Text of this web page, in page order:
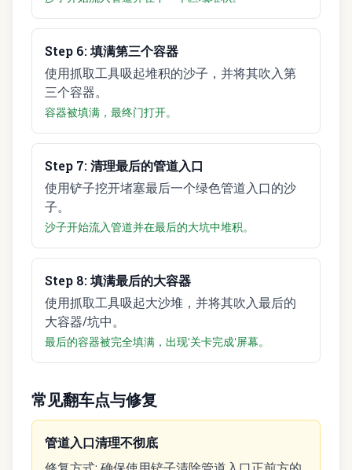
Step 6:填满第三个容器
使用抓取工具吸起堆积的沙子，并将其吹入第
三个容器。
容器被填满，最终门打开。
Step 7:清理最后的管道入口
使用铲子挖开堵塞最后一个绿色管道入口的沙
子。
沙子开始流入管道并在最后的大坑中堆积。
Step 8:填满最后的大容器
使用抓取工具吸起大沙堆，并将其吹入最后的
大容器/坑中。
最后的容器被完全填满，出现'关卡完成'屏幕。
常见翻车点与修复
管道入口清理不彻底